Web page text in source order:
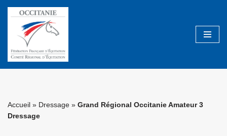
Aller
contenu
Accueil » Dressage » Grand Régional Occitanie Amateur 3
Dressage